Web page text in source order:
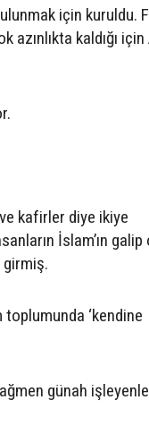
için kuruldu.
kaldığı
kafirler diye ikiye
İslam’ın
‘kendine
günah